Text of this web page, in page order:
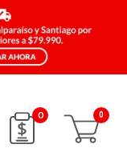
0